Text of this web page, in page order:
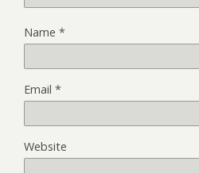
Name *
Email *
Website